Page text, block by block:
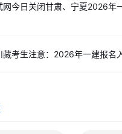
人员须取得一级建造师资格证
获得成绩合格证明，该证明作
片免费领取云私塾7.0-3天体
国一级建造师考试报名公告汇总
网今日关闭甘肃、宁夏2026年
藏考生注意：2026年一建报名